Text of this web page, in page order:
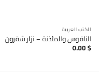
الكتب العربية
الناقوس والمئذنة – نزار شقرون
0.00$